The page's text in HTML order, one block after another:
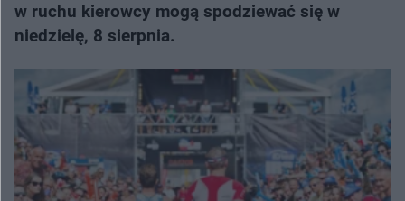
w ruchu kierowcy mogą spodziewać się w
niedzielę, 8 sierpnia.